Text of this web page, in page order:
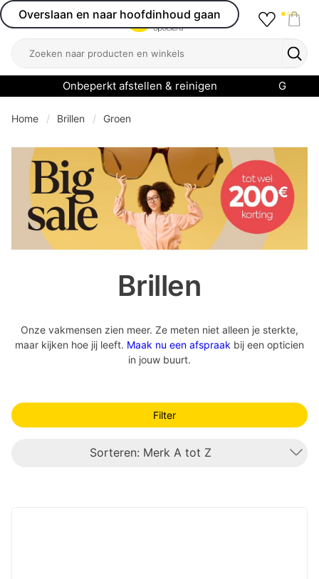
Overslaan en naar hoofdinhoud gaan
Open menu
Zoeken
Onbeperkt afstellen & reinigen
menu
Home Brillen Groen
Brillen
Onze vakmensen zien meer. Ze meten niet alleen je sterkte,
maar kijken hoe jij leeft. Maak nu een afspraak bij een opticien
in jouw buurt.
Filter
Sorteren: Merk A tot Z